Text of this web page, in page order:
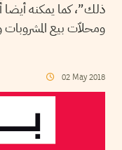
ذلك”، كما يمكنه أيضا
ومحلاّت بيع
02 May 2018